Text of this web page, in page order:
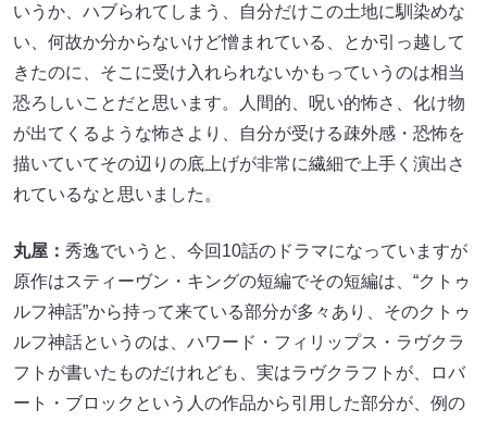
いうか、ハブられてしまう、自分だけこの土地に馴染めな
い、何故か分からないけど憎まれている、とか引っ越して
きたのに、そこに受け入れられないかもっていうのは相当
恐ろしいことだと思います。人間的、呪い的怖さ、化け物
が出てくるような怖さより、自分が受ける疎外感・恐怖を
描いていてその辺りの底上げが非常に繊細で上手く演出さ
れているなと思いました。
丸屋： 秀逸でいうと、今回10話のドラマになっていますが
原作はスティーヴン・キングの短編でその短編は、“クトゥ
ルフ神話”から持って来ている部分が多々あり、そのクトゥ
ルフ神話というのは、ハワード・フィリップス・ラヴクラ
フトが書いたものだけれども、実はラヴクラフトが、ロバ
ート・ブロックという人の作品から引用した部分が、例の